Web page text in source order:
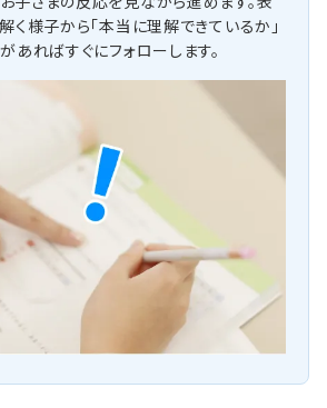
く様子から「本当に理解できているか」
あればすぐにフォローします。